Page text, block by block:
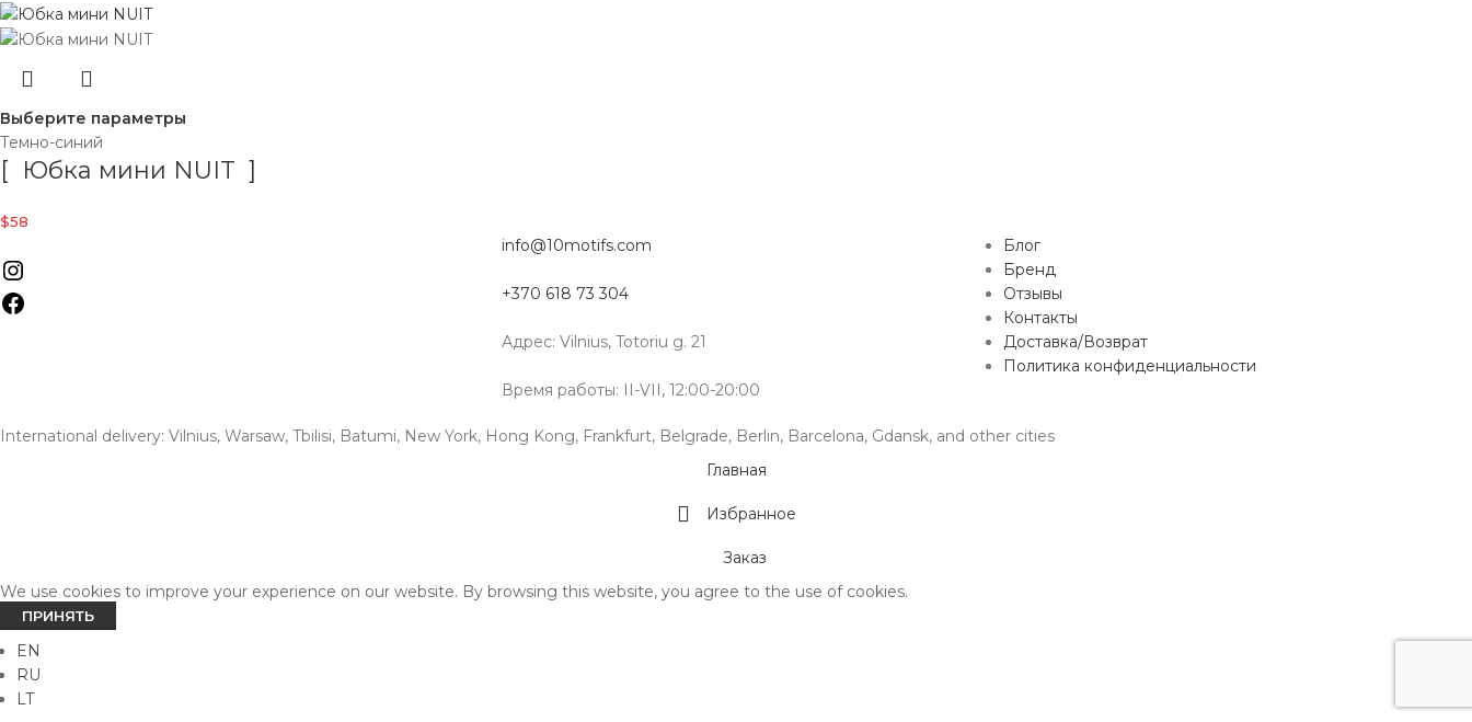
Выберите параметры
Темно-синий
[ Юбка мини NUIT ]
$58
info@10motifs.com
+370 618 73 304
Адрес: Vilnius, Totoriu g. 21
Время работы: II-VII, 12:00-20:00
Блог
Бренд
Отзывы
Контакты
Доставка/Возврат
Политика конфиденциальности
International delivery: Vilnius, Warsaw, Tbilisi, Batumi, New York, Hong Kong, Frankfurt, Belgrade, Berlin, Barcelona, Gdansk, and other cities
Главная
Избранное
Заказ
We use cookies to improve your experience on our website. By browsing this website, you agree to the use of cookies.
ПРИНЯТЬ
EN
RU
LT